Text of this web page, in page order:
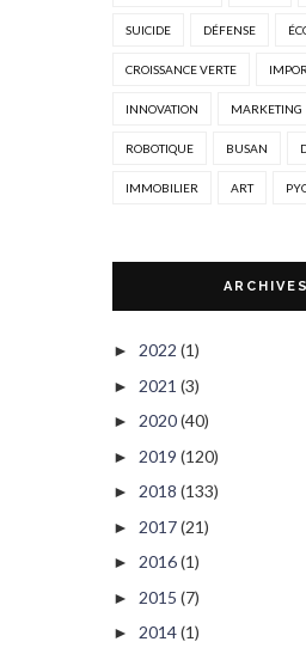
SUICIDE DÉFENSE
CROISSANCE VERTE
INNOVATION MARKETING
ROBOTIQUE BUSAN
IMMOBILIER ART
ARCHIVES
► 2022 (1)
► 2021 (3)
► 2020(40)
► 2019 (120)
► 2018 (133)
► 2017(21)
► 2016(1)
► 2015 (7)
► 2014(1)